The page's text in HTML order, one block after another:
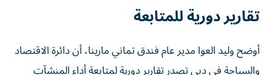
تقارير دورية للمتابعة
أوضح وليد العوا مدير عام فندق تماني مارينا، أن دائرة الاقتصاد